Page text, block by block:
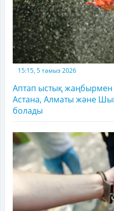
15:15, 5 тамыз 2026
Аптап ыстық жаңбырмен
Астана, Алматы және
болады